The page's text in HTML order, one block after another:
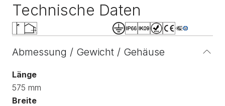
Technische Daten
Abmessung / Gewicht / Gehäuse
Länge
575 mm
Breite